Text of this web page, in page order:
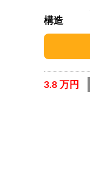
構造
3.8 万円